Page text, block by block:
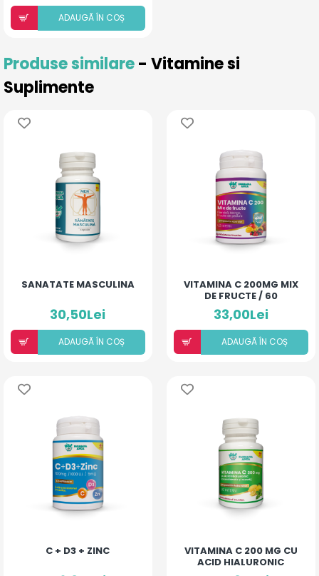
ADAUGÃ ÎN COȘ
Produse similare- Vitamine si
Suplimente
SANATATE MASCULINA
30,50Lei
ADAUGÃ ÎN COȘ
VITAMINA C 200MG MIX
DE FRUCTE / 60
COMPRIMATE
33,00Lei
ADAUGÃ ÎN COȘ
C + D3 + ZINC
VITAMINA C 200 MG CU
ACID HIALURONIC